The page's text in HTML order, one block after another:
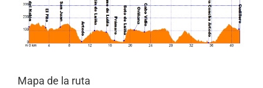
Mapa de la ruta